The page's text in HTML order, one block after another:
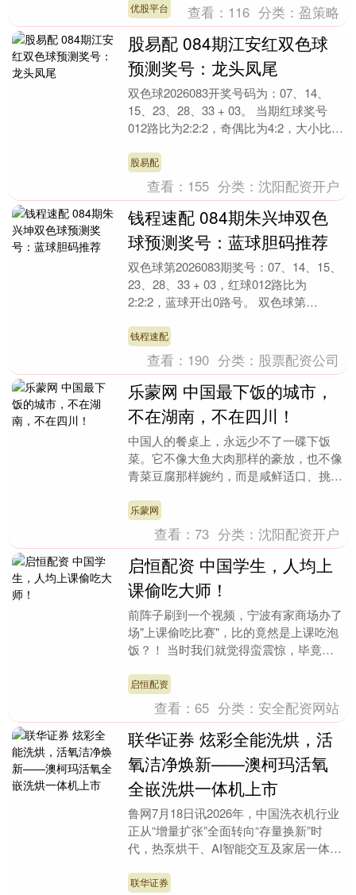
优股平台 查看： 116 分类：盈策略
股易配 084期江安红双色球
预测奖号：龙头凤尾
双色球2026083开奖号码为：07、14、
15、23、28、33 + 03。 当期红球奖号
012路比为2:2:2，奇偶比为4:2，大小比为
股易配
查看： 155 分类：沈阳配资开户
钱程速配 084期朱兴坤双色
球预测奖号：蓝球胆码推荐
双色球第2026083期奖号：07、14、15、
23、28、33 + 03，红球012路比为
2:2:2，蓝球开出0路号。 双色球第
钱程速配
查看： 190 分类： 股票配资公司
乐蒙网 中国最下饭的城市，
不在湖南，不在四川！
中国人的餐桌上，永远少不了一碟下饭
菜。它不像大鱼大肉那样的豪放，也不像
青菜豆腐那样婉约，而是咸鲜适口、挑动
国民级别的下饭菜，....
乐蒙网
查看：73 分类：沈阳配资开户
启恒配资 中国学生，人均上
课偷吃大师！
前阵子刷到一个视频，宁波有家商场办了
场"上课偷吃比赛"，比的竟然是上课吃泡
饭？！ 当时我们就觉得蛮震惊，毕竟在
最多也就是嗑嗑....
启恒配资
查看：65 分类：安全配资网站
联华证券 炫彩全能洗烘，活
氧洁净焕新——澳柯玛活氧
全嵌洗烘一体机上市
鲁网7月18日讯2026年，中国洗衣机行业
正从“增量扩张”全面转向“存量换新”时
代，热泵烘干、AI智能交互及家居一体化
菌除螨....
联华证券